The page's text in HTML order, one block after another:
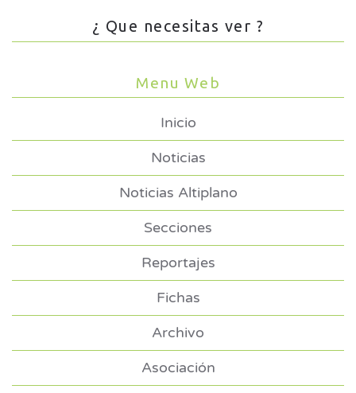
¿ Que necesitas ver ?
Menu Web
Inicio
Noticias
Noticias Altiplano
Secciones
Reportajes
Fichas
Archivo
Asociación